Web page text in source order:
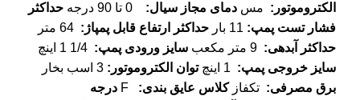
الکتروموتور : مس دمای مجاز سیال:
حداکثر
فشار تست پمپ: حداکثر ارتفاع قابل پمپاژ :
حداکثر آبدهی: سایز ورودی پمپ:
سایز خروجی پمپ: 1 اینچ توان الکتروموتور :
برق مصرفی: تکفازکلاس عایق بندی:
درجه